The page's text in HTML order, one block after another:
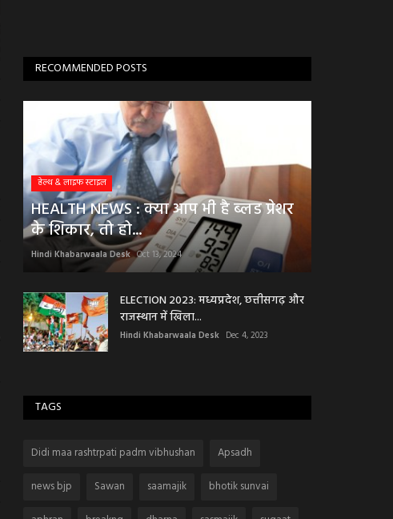
RECOMMENDED POSTS
हेल्थ & लाइफ स्टाइल
HEALTH NEWS : क्या आप भी है ब्लड प्रेशर
के शिकार, तो हो...
Hindi Khabarwaala Desk Oct 13, 2024
ELECTION 2023: मध्यप्रदेश, छत्तीसगढ़ और
राजस्थान में खिला...
Hindi Khabarwaala Desk Dec 4, 2023
TAGS
Didi maa rashtrpati padm vibhushan
Apsadh
news bjp
Sawan saamajik
bhotik sunvai